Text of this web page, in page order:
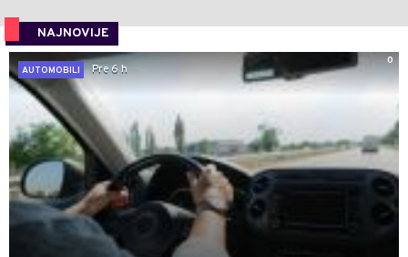
NAJNOVIJE
0
AUTOMOBILI
Pre 6 h